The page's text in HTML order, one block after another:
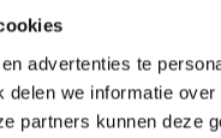
advertenties te
we informatie
partners kunnen deze